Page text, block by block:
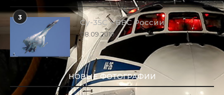
3
Су-35С – ВВС России
08.09.2019
НОВЫЕ ФОТОГРАФИИ